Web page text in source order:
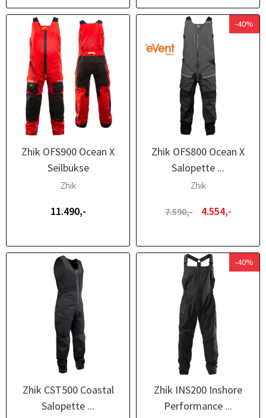
Zhik OFS900 Ocean X
Seilbukse
Zhik
11.490,-
-40%
Zhik OFS800 Ocean X
Salopette ...
Zhik
7.590,- 4.554,-
Zhik CST500 Coastal
Salopette ...
-40%
Zhik INS200 Inshore
Performance ...